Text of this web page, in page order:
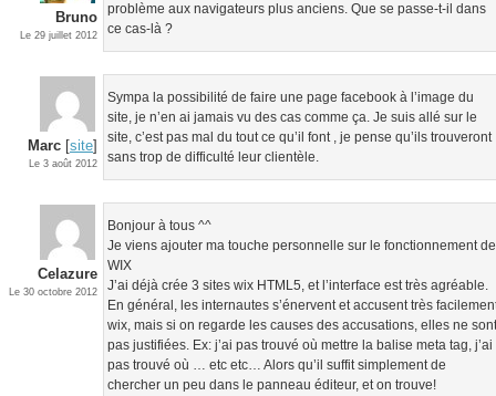
Bruno
Le 29 juillet 2012
problème aux navigateurs plus anciens. Que se passe-t-il dans
ce cas-là ?
Marc [site]
Le 3 août 2012
Sympa la possibilité de faire une page facebook à l’image du
site, je n’en ai jamais vu des cas comme ça. Je suis allé sur le
site, c’est pas mal du tout ce qu’il font , je pense qu’ils trouveront
sans trop de difficulté leur clientèle.
Celazure
Le 30 octobre 2012
Bonjour à tous ^^
Je viens ajouter ma touche personnelle sur le fonctionnement de
WIX
J’ai déjà crée 3 sites wix HTML5, et l’interface est très agréable.
En général, les internautes s’énervent et accusent très
wix, mais si on regarde les causes des accusations, elles ne
pas justifiées. Ex: j’ai pas trouvé où mettre la balise meta tag, j’ai
pas trouvé où … etc etc… Alors qu’il suffit simplement de
chercher un peu dans le panneau éditeur, et on trouve!